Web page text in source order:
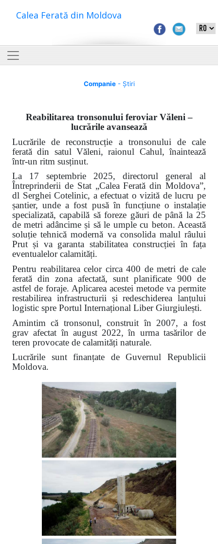
Calea Ferată din Moldova
Companie- Știri
Reabilitarea tronsonului feroviar Văleni –
lucrările avansează
Lucrările de reconstrucție a tronsonului de cale
ferată din satul Văleni, raionul Cahul, înaintează
într-un ritm susținut.
La 17 septembrie 2025, directorul general al
Întreprinderii de Stat „Calea Ferată din Moldova”,
dl Serghei Cotelinic, a efectuat o vizită de lucru pe
șantier, unde a fost pusă în funcțiune o instalație
specializată, capabilă să foreze găuri de până la 25
de metri adâncime și să le umple cu beton. Această
soluție tehnică modernă va consolida malul râului
Prut și va garanta stabilitatea construcției în fața
eventualelor calamități.
Pentru reabilitarea celor circa 400 de metri de cale
ferată din zona afectată, sunt planificate 900 de
astfel de foraje. Aplicarea acestei metode va permite
restabilirea infrastructurii și redeschiderea lanțului
logistic spre Portul Internațional Liber Giurgiulești.
Amintim că tronsonul, construit în 2007, a fost
grav afectat în august 2022, în urma tasărilor de
teren provocate de calamități naturale.
Lucrările sunt finanțate de Guvernul Republicii
Moldova.